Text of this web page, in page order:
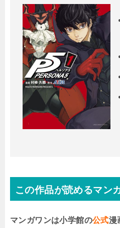
この作品が読めるマン
マンガワンは小学館の公式漫